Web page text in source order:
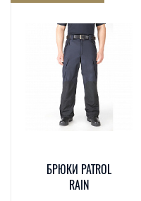
БРЮКИ PATROL
RAIN